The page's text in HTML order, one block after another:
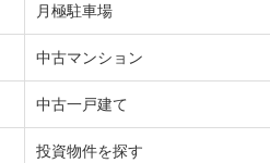
月極駐車場
中古マンション
中古一戸建て
投資物件を探す